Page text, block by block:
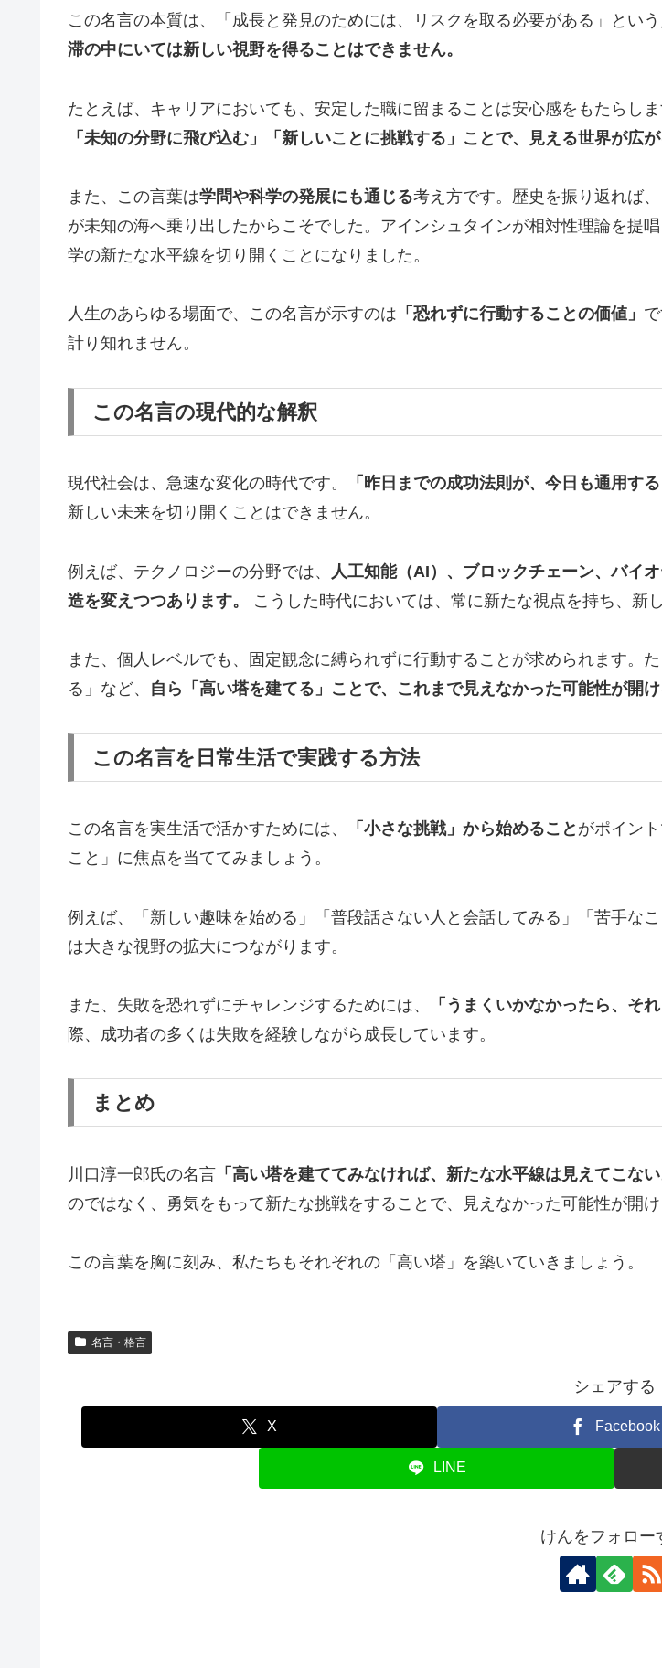
この名言の本質は、「成長と発見のためには、リスクを取る必要がある」とい
滞の中にいては新しい視野を得ることはできません。
たとえば、キャリアにおいても、安定した職に留まることは安心感をもたらし
「未知の分野に飛び込む」「新しいことに挑戦する」ことで、見える世界が広が
また、この言葉は学問や科学の発展にも通じる考え方です。歴史を振り返れば
が未知の海へ乗り出したからこそでした。アインシュタインが相対性理論を提
学の新たな水平線を切り開くことになりました。
人生のあらゆる場面で、この名言が示すのは 「恐れずに行動することの価値」
計り知れません。
この名言の現代的な解釈
現代社会は、急速な変化の時代です。 「昨日までの成功法則が、今日も通用する
新しい未来を切り開くことはできません。
例えば、テクノロジーの分野では、
人工知能（AI）、ブロックチェーン、バイ
造を変えつつあります。
こうした時代においては、常に新たな視点を持ち、新
また、個人レベルでも、固定観念に縛られずに行動することが求められます。
る」など、 自ら「高い塔を建てる」ことで、これまで見えなかった可能性が開け
この名言を日常生活で実践する方法
この名言を実生活で活かすためには、 「小さな挑戦」から始めること がポイン
こと」に焦点を当ててみましょう。
例えば、「新しい趣味を始める」「普段話さない人と会話してみる」「苦手な
は大きな視野の拡大につながります。
また、失敗を恐れずにチャレンジするためには、 「うまくいかなかったら、そ
際、成功者の多くは失敗を経験しながら成長しています。
まとめ
川口淳一郎氏の名言 「高い塔を建ててみなければ、新たな水平線は見えてこない
のではなく、勇気をもって新たな挑戦をすることで、見えなかった可能性が開け
この言葉を胸に刻み、私たちもそれぞれの「高い塔」を築いていきましょう。
名言・格言
シェアする
X Facebook
LINE
けんをフォロー